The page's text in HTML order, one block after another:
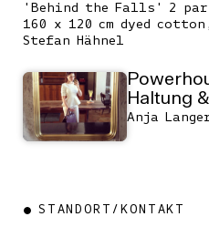
'Behind the Falls' 2
160 x 120 cm dyed
Stefan Hähnel
Haltung
Anja
STANDORT/KONTAKT